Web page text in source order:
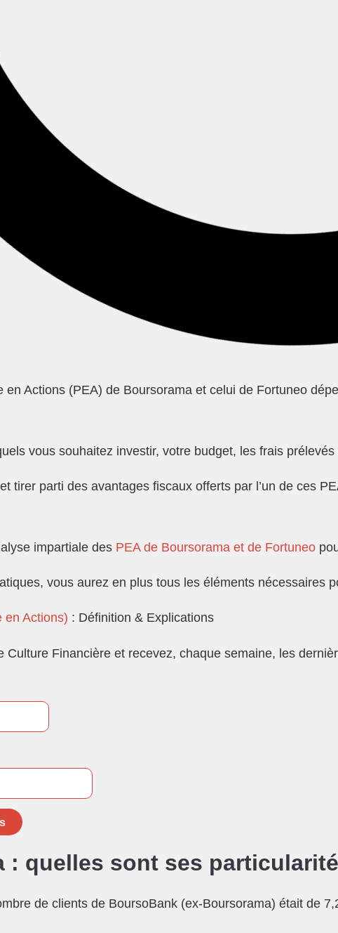
en Actions (PEA) de Boursorama et celui de Fortuneo
vous souhaitez investir, votre budget, les frais
tirer parti des avantages fiscaux offerts par l’un de ces
impartiale des PEA de Boursorama et de Fortuneo
vous aurez en plus tous les éléments nécessaires
en Actions) : Définition & Explications
Culture Financière et recevez, chaque semaine, les
: quelles sont ses
de clients de BoursoBank (ex-Boursorama) était de